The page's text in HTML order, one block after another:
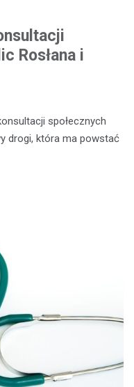
Rosłana i
społecznych
drogi, która ma powstać